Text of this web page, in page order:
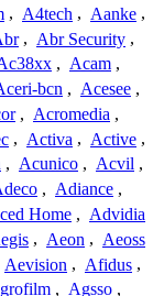
, A4tech , Aanke ,
, Abr Security ,
, Acam ,
bcn , Acesee ,
, Acromedia ,
, Activa , Active ,
, Acunico , Acvil ,
, Adiance ,
Home , Advidia
, Aeon , Aeoss
Aevision , Afidus ,
, Agsso ,